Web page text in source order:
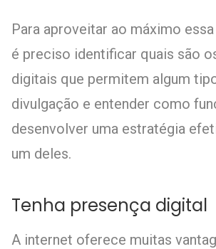
Para aproveitar ao máximo
é preciso identificar quais são
digitais que permitem algum
divulgação e entender como
desenvolver uma estratégia
um deles.
Tenha presença digital
A internet oferece muitas